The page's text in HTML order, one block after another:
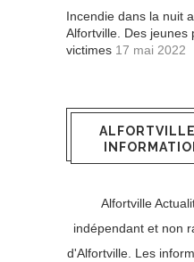
Incendie dans la nuit
Alfortville. Des jeunes
victimes 17 mai 2022
Alfortville
indépendant et non
d'Alfortville. Les